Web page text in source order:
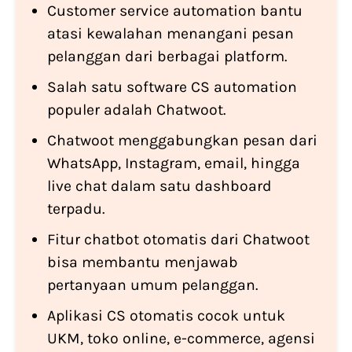
Customer service automation bantu
atasi kewalahan menangani pesan
pelanggan dari berbagai platform.
Salah satu software CS automation
populer adalah Chatwoot.
Chatwoot menggabungkan pesan dari
WhatsApp, Instagram, email, hingga
live chat dalam satu dashboard
terpadu.
Fitur chatbot otomatis dari Chatwoot
bisa membantu menjawab
pertanyaan umum pelanggan.
Aplikasi CS otomatis cocok untuk
UKM, toko online, e-commerce, agensi